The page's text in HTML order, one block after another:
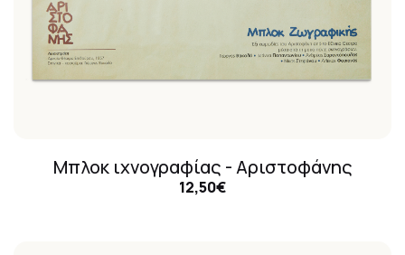
Μπλοκ ιχνογραφίας - Αριστοφάνης
12,50€